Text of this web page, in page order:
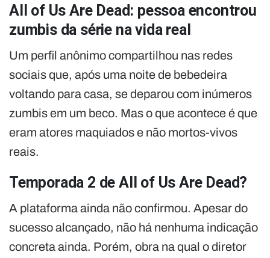
All of Us Are Dead: pessoa encontrou
zumbis da série na vida real
Um perfil anônimo compartilhou nas redes
sociais que, após uma noite de bebedeira
voltando para casa, se deparou com inúmeros
zumbis em um beco. Mas o que acontece é que
eram atores maquiados e não mortos-vivos
reais.
Temporada 2 de All of Us Are Dead?
A plataforma ainda não confirmou. Apesar do
sucesso alcançado, não há nenhuma indicação
concreta ainda. Porém, obra na qual o diretor